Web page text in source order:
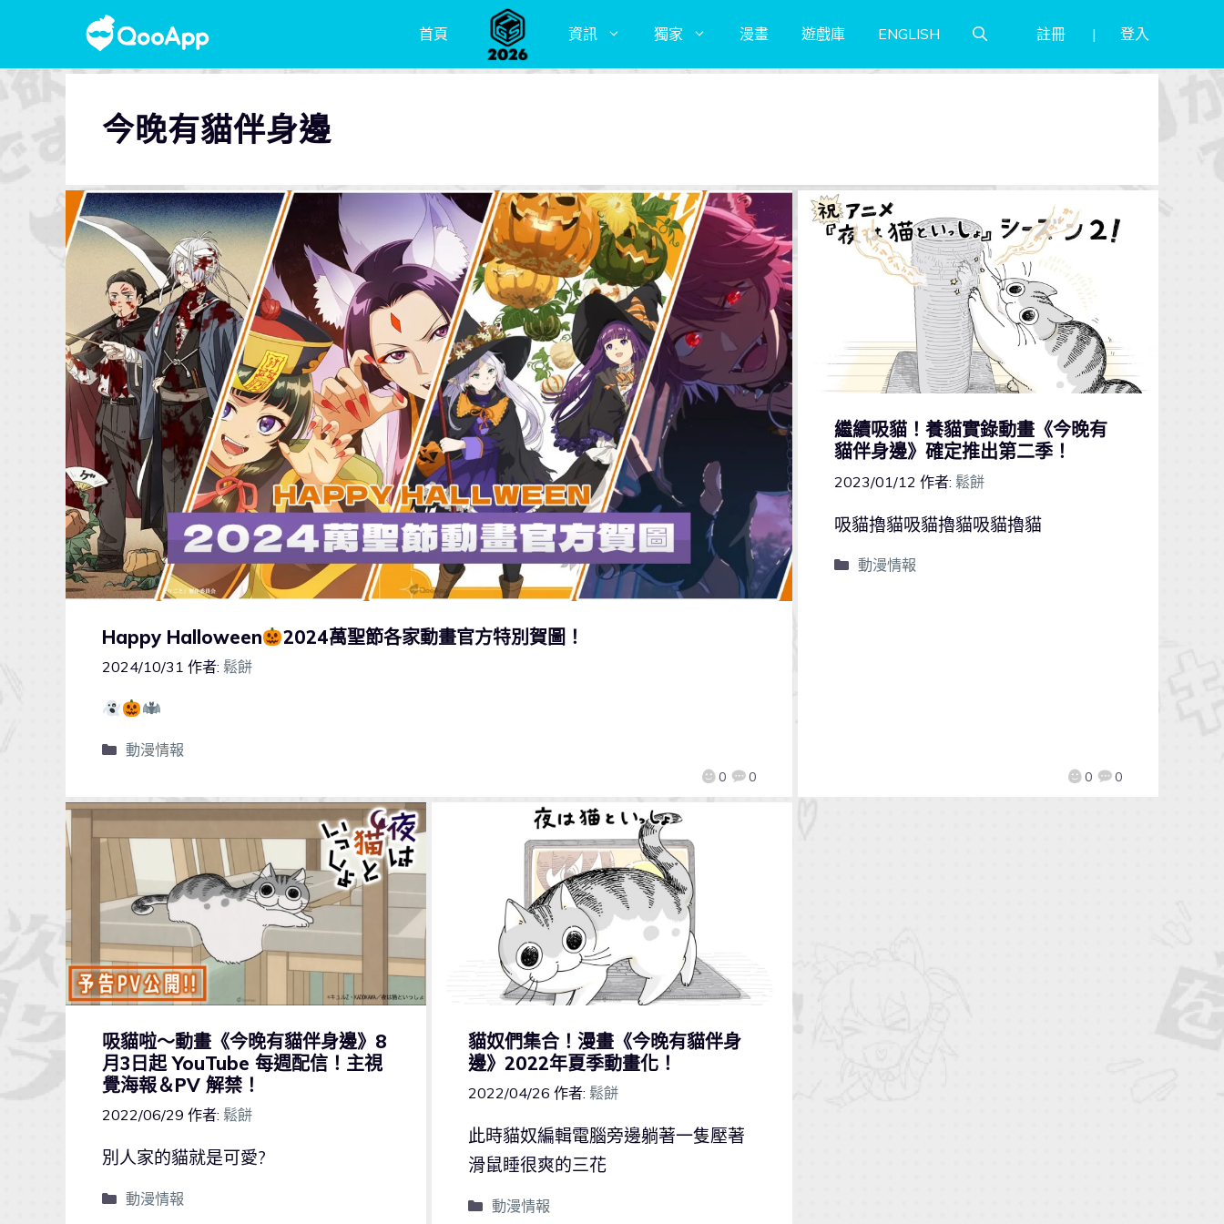
首頁 資訊 獨家 漫畫 遊戲庫 ENGLISH 註冊 登入
今晚有貓伴身邊
Happy Halloween 2024萬聖節各家動畫官方特別賀圖！
2024/10/31 作者: 鬆餅
0 0
動漫情報
繼續吸貓！養貓實錄動畫《今晚有
貓伴身邊》確定推出第二季！
2023/01/12 作者: 鬆餅
0 0
吸貓擼貓吸貓擼貓吸貓擼貓
動漫情報
吸貓啦～動畫《今晚有貓伴身邊》8
月3日起 YouTube 每週配信！主視
覺海報＆PV 解禁！
2022/06/29 作者: 鬆餅
別人家的貓就是可愛?
動漫情報
貓奴們集合！漫畫《今晚有貓伴身
邊》2022年夏季動畫化！
2022/04/26 作者: 鬆餅
此時貓奴編輯電腦旁邊躺著一隻壓著
滑鼠睡很爽的三花
動漫情報